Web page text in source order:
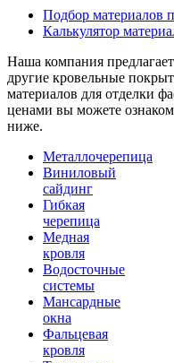
Подбор материалов
Калькулятор
Наша компания
другие кровельные
материалов для отделки
ценами вы можете
ниже.
Металлочерепица
Виниловый
сайдинг
Гибкая
черепица
Медная
кровля
Водосточные
системы
Мансардные
окна
Фальцевая
кровля